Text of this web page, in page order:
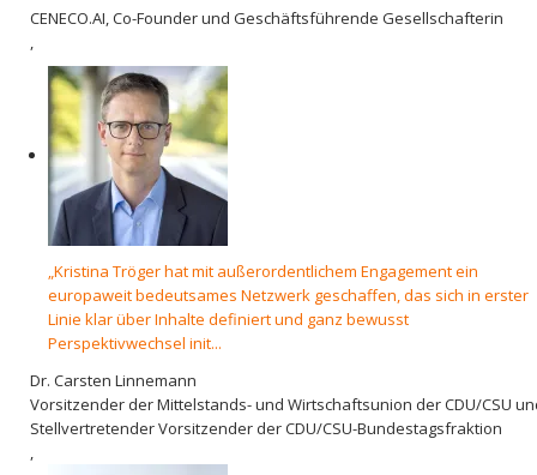
CENECO.AI, Co-Founder und Geschäftsführende Gesellschafterin
,
„Kristina Tröger hat mit außerordentlichem Engagement ein
europaweit bedeutsames Netzwerk geschaffen, das sich in erster
Linie klar über Inhalte definiert und ganz bewusst
Perspektivwechsel init...
Dr. Carsten Linnemann
Vorsitzender der Mittelstands- und Wirtschaftsunion der CDU/CSU
Stellvertretender Vorsitzender der CDU/CSU-Bundestagsfraktion
,